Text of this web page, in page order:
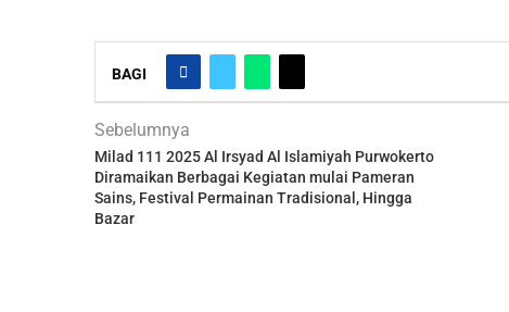
BAGI
Sebelumnya
Milad 111 2025 Al Irsyad Al Islamiyah Purwokerto
Diramaikan Berbagai Kegiatan mulai Pameran
Sains, Festival Permainan Tradisional, Hingga
Bazar